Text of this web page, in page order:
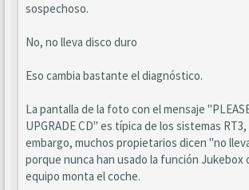
sospechoso.
No, no lleva disco duro
Eso cambia bastante el diagnóstico.
La pantalla de la foto con el mensaje
UPGRADE CD" es típica de los sistemas RT3,
embargo, muchos propietarios dicen "no
porque nunca han usado la función Jukebox
equipo monta el coche.